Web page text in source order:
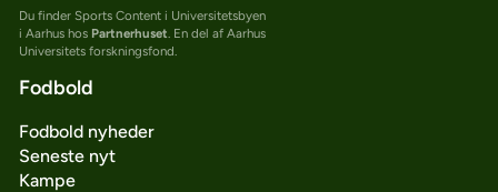
Du finder Sports Content i Universitetsbyen
i Aarhus hos Partnerhuset. En del af Aarhus
Universitets forskningsfond.
Fodbold
Fodbold nyheder
Seneste nyt
Kampe